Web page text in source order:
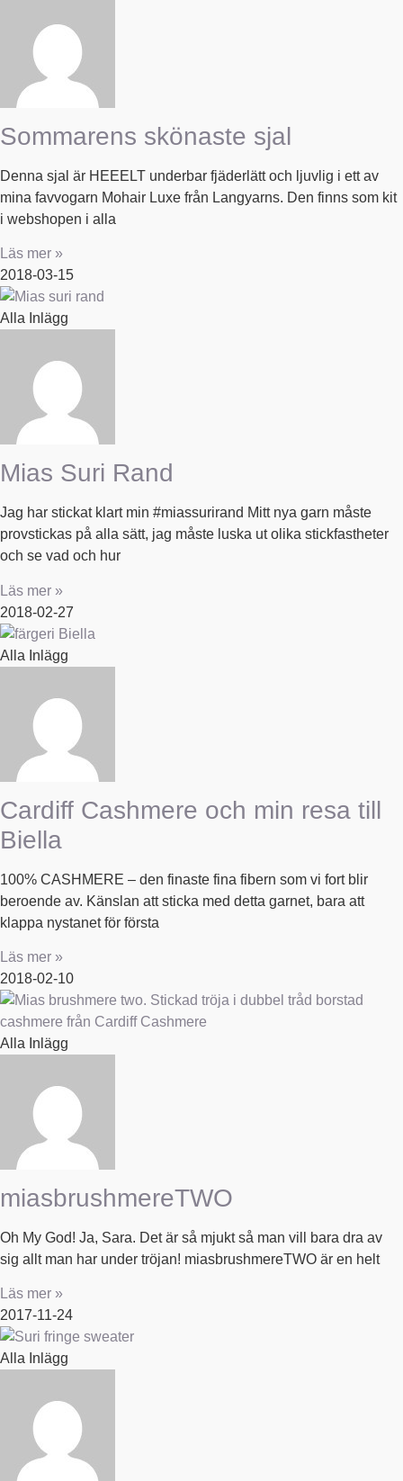
Sommarens skönaste sjal
Denna sjal är HEEELT underbar fjäderlätt och ljuvlig i ett av
mina favvogarn Mohair Luxe från Langyarns. Den finns som kit
i webshopen i alla
Läs mer »
2018-03-15
Alla Inlägg
Mias Suri Rand
Jag har stickat klart min #miassurirand Mitt nya garn måste
provstickas på alla sätt, jag måste luska ut olika stickfastheter
och se vad och hur
Läs mer »
2018-02-27
Alla Inlägg
Cardiff Cashmere och min resa till
Biella
100% CASHMERE – den finaste fina fibern som vi fort blir
beroende av. Känslan att sticka med detta garnet, bara att
klappa nystanet för första
Läs mer »
2018-02-10
Alla Inlägg
miasbrushmereTWO
Oh My God! Ja, Sara. Det är så mjukt så man vill bara dra av
sig allt man har under tröjan! miasbrushmereTWO är en helt
Läs mer »
2017-11-24
Alla Inlägg